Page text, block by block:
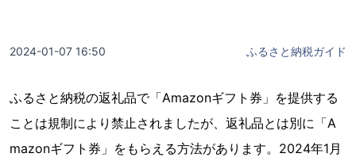
2024-01-07 16:50 ふるさと納税ガイド
ふるさと納税の返礼品で「Amazonギフト券」を提供する
ことは規制により禁止されましたが、返礼品とは別に「A
mazonギフト券」をもらえる方法があります。2024年1月